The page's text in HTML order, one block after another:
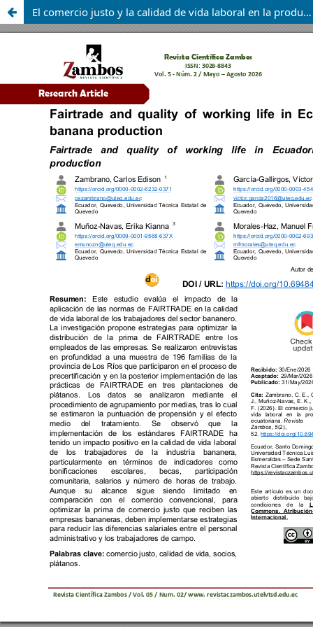
El comercio justo y la calidad de vida laboral en la producción bananera ecuatoriana